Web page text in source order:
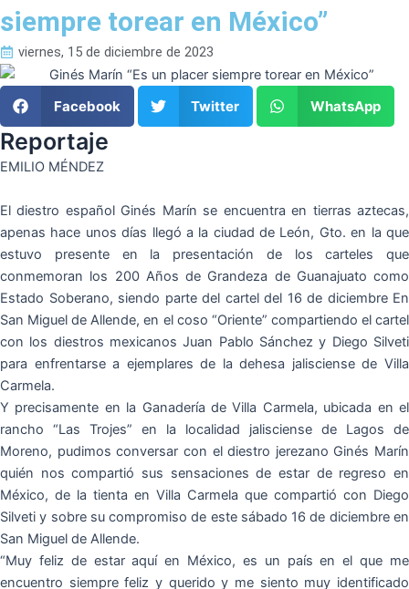
siempre torear en México”
viernes, 15 de diciembre de 2023
Facebook Twitter WhatsApp
Reportaje
EMILIO MÉNDEZ
El diestro español Ginés Marín se encuentra en tierras aztecas,
apenas hace unos días llegó a la ciudad de León, Gto. en la que
estuvo presente en la presentación de los carteles que
conmemoran los 200 Años de Grandeza de Guanajuato como
Estado Soberano, siendo parte del cartel del 16 de diciembre En
San Miguel de Allende, en el coso “Oriente” compartiendo el cartel
con los diestros mexicanos Juan Pablo Sánchez y Diego Silveti
para enfrentarse a ejemplares de la dehesa jalisciense de Villa
Carmela.
Y precisamente en la Ganadería de Villa Carmela, ubicada en el
rancho “Las Trojes” en la localidad jalisciense de Lagos de
Moreno, pudimos conversar con el diestro jerezano Ginés Marín
quién nos compartió sus sensaciones de estar de regreso en
México, de la tienta en Villa Carmela que compartió con Diego
Silveti y sobre su compromiso de este sábado 16 de diciembre en
San Miguel de Allende.
“Muy feliz de estar aquí en México, es un país en el que me
encuentro siempre feliz y querido y me siento muy identificado